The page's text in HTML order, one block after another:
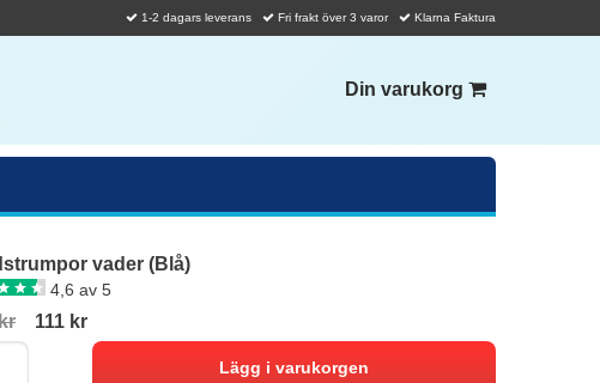
1-2 dagars leverans Fri frakt över 3 varor Klarna Faktura
Din varukorg
vader (Blå)
4,6 av 5
111 kr